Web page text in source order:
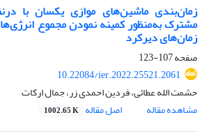
زما‌ن‌بندی ماشین‌های موازی یکسان با
مشترک به‌منظور کمینه‌ نمودن مجموع
زمان‌های دیرکرد
صفحه107-123
10.22084/ier.2022.25521.2061
حشمت الله عطائی، فردین احمدی زر، جمال ارکات
مشاهده مقاله
اصل مقاله 1002.65 K